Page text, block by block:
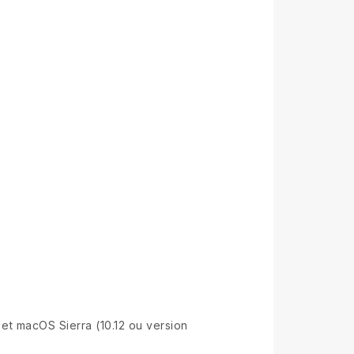
macOS Sierra (10.12 ou version